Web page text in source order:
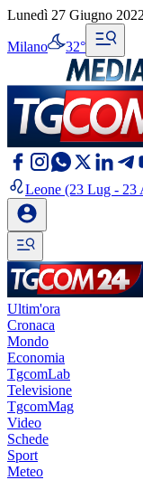
Lunedì 27 Giugno 2022
Milano 32°
Leone (23 Lug - 23
Ultim'ora
Cronaca
Mondo
Economia
TgcomLab
Televisione
TgcomMag
Video
Schede
Sport
Meteo